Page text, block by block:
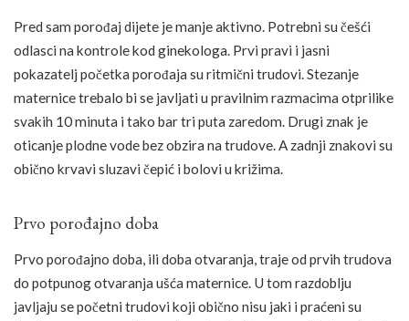
Pred sam porođaj dijete je manje aktivno. Potrebni su češći
odlasci na kontrole kod ginekologa. Prvi pravi i jasni
pokazatelj početka porođaja su ritmični trudovi. Stezanje
maternice trebalo bi se javljati u pravilnim razmacima otprilike
svakih 10 minuta i tako bar tri puta zaredom. Drugi znak je
oticanje plodne vode bez obzira na trudove. A zadnji znakovi su
obično krvavi sluzavi čepić i bolovi u križima.
Prvo porođajno doba
Prvo porođajno doba, ili doba otvaranja, traje od prvih trudova
do potpunog otvaranja ušća maternice. U tom razdoblju
javljaju se početni trudovi koji obično nisu jaki i praćeni su